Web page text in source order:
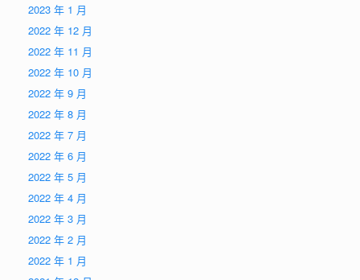
2023 年 1 月
2022 年 12 月
2022 年 11 月
2022 年 10 月
2022 年 9 月
2022 年 8 月
2022 年 7 月
2022 年 6 月
2022 年 5 月
2022 年 4 月
2022 年 3 月
2022 年 2 月
2022 年 1 月